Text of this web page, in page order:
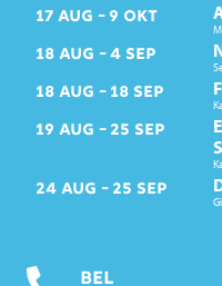
17 AUG 9 OKT
18 AUG 4 SEP
18 AUG 18 SEP
19 AUG 25 SEP
24 AUG 25 SEP
BEL